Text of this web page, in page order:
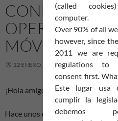
(called
computer.
Over 90% of all
however, since
2011 we are
regulations to
consent first.
Este lugar usa
cumplir la
debemos
OPERADORA
MÓVIL EN
12 ENERO, 2013 DEJA UN
¡Hola amigos!,
Hace unos días pase de una